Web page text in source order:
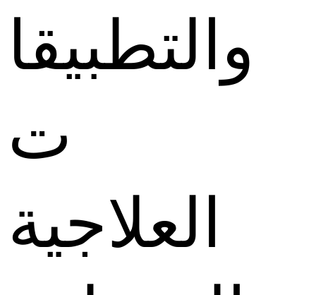
والتطبيقا
ت
العلاجية